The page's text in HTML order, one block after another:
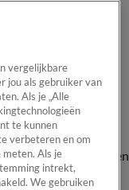
gezichten
In de
Kijkersvraag insturen
vergelijkbare
jou als gebruiker van
Als je „Alle
te kunnen
verbeteren en om
Als je
intrekt,
We gebruiken